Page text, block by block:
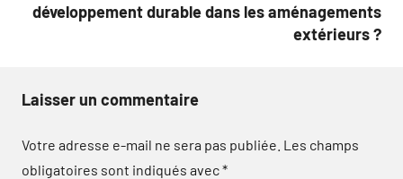
développement durable dans les aménagements
extérieurs ?
Laisser un commentaire
Votre adresse e-mail ne sera pas publiée. Les champs
obligatoires sont indiqués avec*